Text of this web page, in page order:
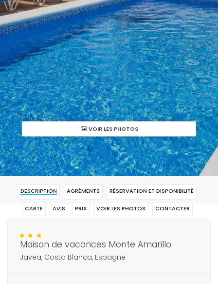
VOIR LES PHOTOS
DESCRIPTION AGRÉMENTS RÉSERVATION ET DISPONIBILITÉ
CARTE AVIS PRIX VOIR LES PHOTOS CONTACTER
Maison de vacances Monte Amarillo
Javea, Costa Blanca, Espagne